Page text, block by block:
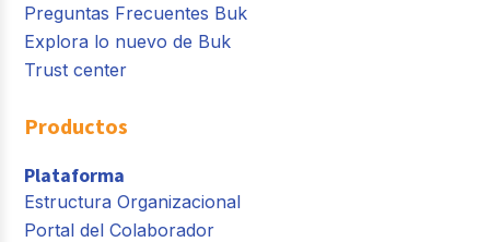
Preguntas Frecuentes Buk
Explora lo nuevo de Buk
Trust center
Productos
Plataforma
Estructura Organizacional
Portal del Colaborador